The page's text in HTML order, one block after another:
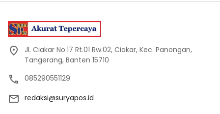
Jl. Ciakar No.17 Rt.01 Rw.02, Ciakar, Kec. Panongan,
Tangerang, Banten 15710
085290551129
redaksi@suryapos.id